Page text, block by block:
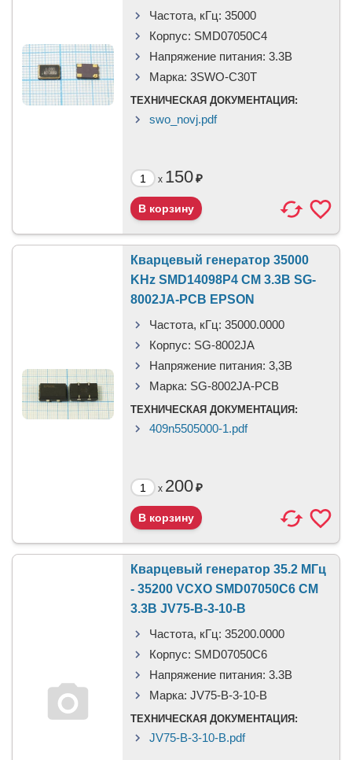
Частота, кГц: 35000
Корпус: SMD07050C4
Напряжение питания: 3.3В
Марка: 3SWO-C30T
ТЕХНИЧЕСКАЯ ДОКУМЕНТАЦИЯ:
swo_novj.pdf
x 150₽
Кварцевый генератор 35000
KHz SMD14098P4 CM 3.3В SG-
8002JA-PCB EPSON
Частота, кГц: 35000.0000
Корпус: SG-8002JA
Напряжение питания: 3,3B
Марка: SG-8002JA-PCB
ТЕХНИЧЕСКАЯ ДОКУМЕНТАЦИЯ:
409n5505000-1.pdf
x 200₽
Кварцевый генератор 35.2 МГц
- 35200 VCXO SMD07050C6 CM
3.3В JV75-B-3-10-B
Частота, кГц: 35200.0000
Корпус: SMD07050C6
Напряжение питания: 3.3В
Марка: JV75-B-3-10-B
ТЕХНИЧЕСКАЯ ДОКУМЕНТАЦИЯ:
JV75-B-3-10-B.pdf